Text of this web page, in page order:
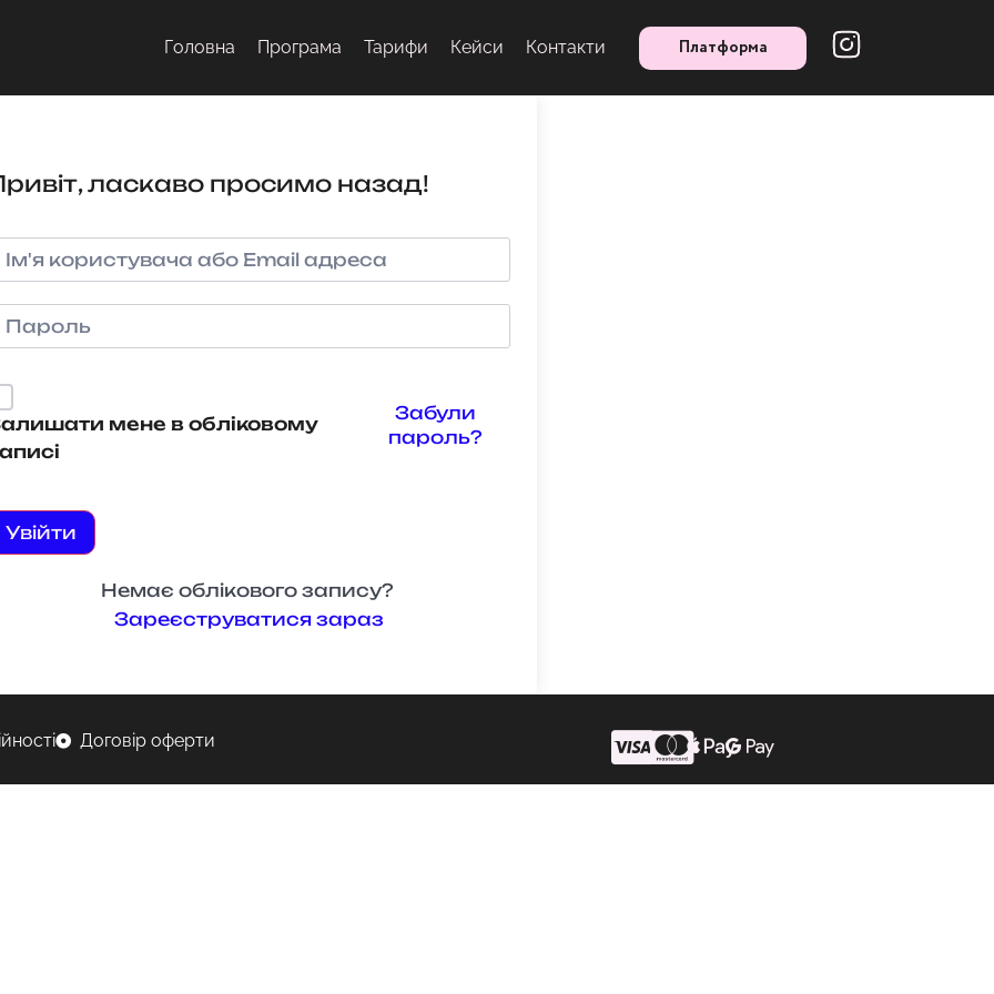
Головна Програма Тарифи Кейси Контакти Платформа
ласкаво просимо назад!
мене в обліковому
Забули
пароль?
Увійти
Немає облікового запису?
Зареєструватися зараз
Договір оферти